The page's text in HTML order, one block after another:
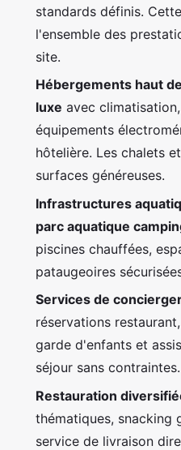
standards définis.
l'ensemble des
site.
Hébergements haut
luxe avec
équipements
hôtelière. Les chalets
surfaces généreuses.
Infrastructures
parc aquatique
piscines chauffées,
pataugeoires
Services de
réservations
garde d'enfants et
séjour sans contraintes.
Restauration
thématiques, snacking
service de livraison